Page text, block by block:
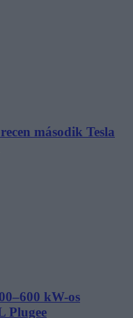
második Tesla
kW-os
Plugee